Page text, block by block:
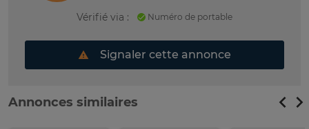
Vérifié via : Numéro de portable
Signaler cette annonce
Annonces similaires